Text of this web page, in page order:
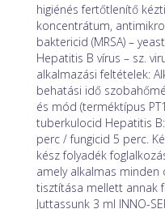
higiénés fertőtlenítő
koncentrátum,
baktericid (MRSA) –
Hepatitis B vírus – sz.
alkalmazási feltételek:
behatási idő
és mód (terméktípus
tuberkulocid Hepatitis
perc / fungicid 5 perc.
kész folyadék
amely alkalmas
tisztítása mellett annak
Juttassunk 3 ml INNO-